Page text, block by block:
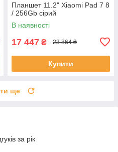
Планшет 11.2" Xiaomi Pad 7 8
/ 256Gb сірий
В наявності
17 447 ₴ 23 864 ₴
Купити
ще
за рік